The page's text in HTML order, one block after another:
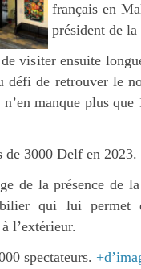
français en
président de
visiter ensuite
de retrouver le
manque plus
de 3000 Delf en
de la présence de
qui lui permet
l’extérieur.
spectateurs.